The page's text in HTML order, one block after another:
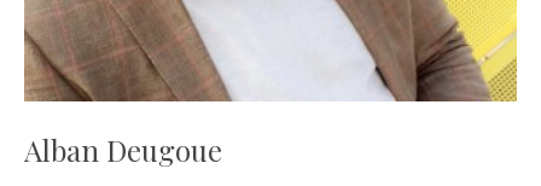
Alban Deugoue